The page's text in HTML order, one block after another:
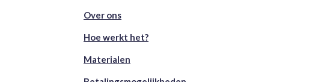
Over ons
Hoe werkt het?
Materialen